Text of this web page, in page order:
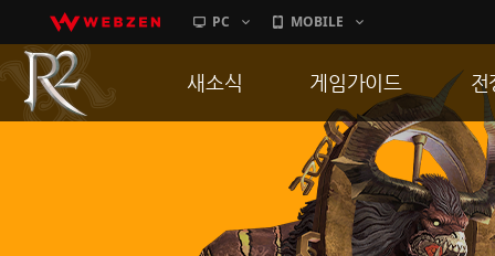
PC MOBILE
새소식
이벤트
게임가이드
게임 특징
서버가이드
신병훈련소
전
통
공